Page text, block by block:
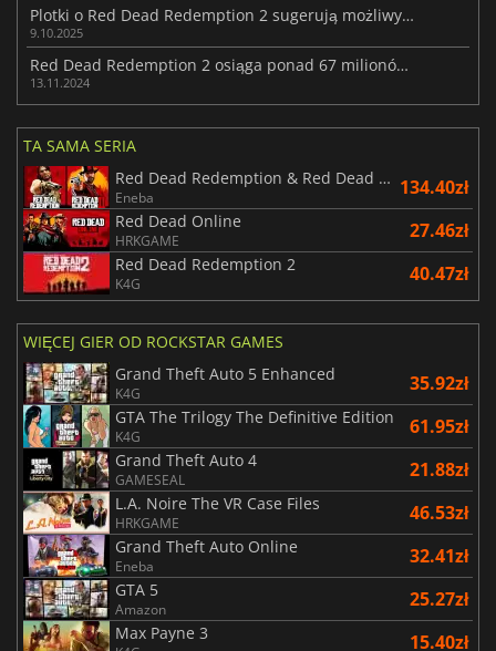
Plotki o Red Dead Redemption 2 sugerują możliwy port na Switch 2
9.10.2025
Red Dead Redemption 2 osiąga ponad 67 milionów sprzedanych egzemplarzy
13.11.2024
TA SAMA SERIA
Red Dead Redemption & Red Dead Redemption 2 Bundle
Eneba 134.40zł
Red Dead Online
HRKGAME 27.46zł
Red Dead Redemption 2
K4G 40.47zł
WIĘCEJ GIER OD ROCKSTAR GAMES
Grand Theft Auto 5 Enhanced
K4G 35.92zł
GTA The Trilogy The Definitive Edition
K4G 61.95zł
Grand Theft Auto 4
GAMESEAL 21.88zł
L.A. Noire The VR Case Files
HRKGAME 46.53zł
Grand Theft Auto Online
Eneba 32.41zł
GTA 5
Amazon 25.27zł
Max Payne 3 15.40zł